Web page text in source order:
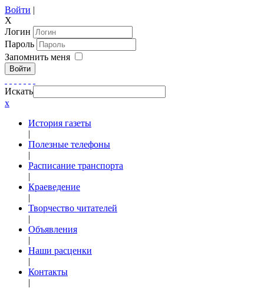
Войти |
X
Логин
Пароль
Запомнить меня
Войти
Искать
x
История газеты
|
Полезные телефоны
|
Расписание транспорта
|
Краеведение
|
Творчество читателей
|
Объявления
|
Наши расценки
|
Контакты
|